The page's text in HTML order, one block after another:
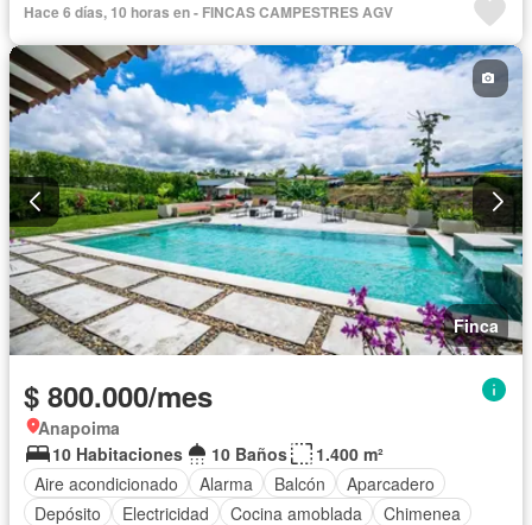
Cuarto de servicio
Agua Tanque de agua
Área infantil
Vigilante
Acceso para personas con discapacidad
Barbecue
Caseta de vigilancia
Seguridad privada
Piscina
Permite mascotas Permite niños Solo familias
Hace 6 días, 10 horas en - FINCAS CAMPESTRES AGV
Finca
$ 800.000/mes
Anapoima
10 Habitaciones
10 Baños
1.400 m²
Aire acondicionado
Alarma Balcón
Aparcadero
Depósito
Electricidad Cocina amoblada
Chimenea